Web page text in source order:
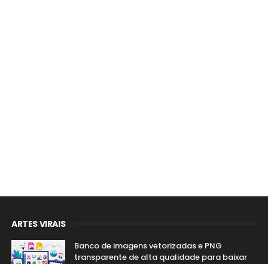
ARTES VIRAIS
Banco de imagens vetorizadas e PNG
transparente de alta qualidade para baixar